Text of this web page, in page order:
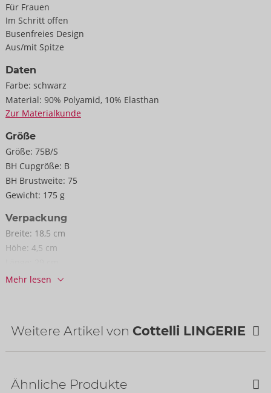
Für Frauen
Im Schritt offen
Busenfreies Design
Aus/mit Spitze
Daten
Farbe: schwarz
Material: 90% Polyamid, 10% Elasthan
Zur Materialkunde
Größe
Größe: 75B/S
BH Cupgröße: B
BH Brustweite: 75
Gewicht: 175 g
Verpackung
Breite: 18,5 cm
Höhe: 4,5 cm
Informationen
Barcode: 4024144302864 (EAN-13)
Verfügbarkeit
Mehr lesen
Weitere Artikel von Cottelli LINGERIE
Ähnliche Produkte